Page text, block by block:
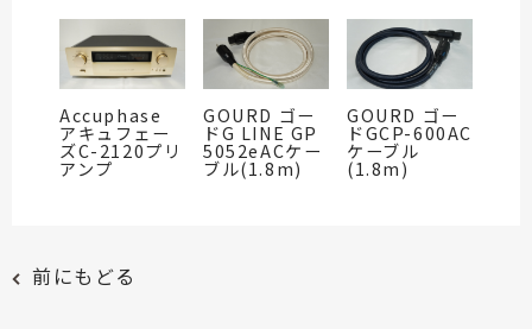
Accuphase
アキュフェー
ズC-2120プリ
アンプ
GOURD ゴー
ドG LINE GP
5052eACケー
ブル(1.8m)
GOURD ゴー
ドGCP-600AC
ケーブル
(1.8m)
前にもどる